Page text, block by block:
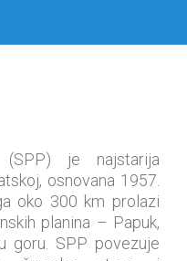
(SPP) je najstarija
osnovana 1957.
oko 300 km prolazi
planina – Papuk,
goru. SPP povezuje